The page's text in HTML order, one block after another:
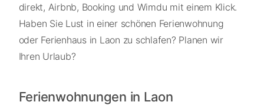
direkt, Airbnb, Booking und Wimdu mit einem Klick.
Haben Sie Lust in einer schönen Ferienwohnung
oder Ferienhaus in Laon zu schlafen? Planen wir
Ihren Urlaub?
Ferienwohnungen in Laon